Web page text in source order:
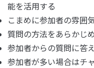
能を活用する
こまめに参加者の雰囲
質問の方法をあらかじ
参加者からの質問に答
参加者が多い場合はチ